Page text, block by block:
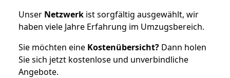
Unser Netzwerk ist sorgfältig ausgewählt, wir
haben viele Jahre Erfahrung im Umzugsbereich.
Sie möchten eine Kostenübersicht? Dann holen
Sie sich jetzt kostenlose und unverbindliche
Angebote.